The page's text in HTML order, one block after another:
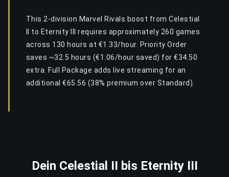
This 2-division Marvel Rivals boost from Celestial
II to Eternity III requires approximately 260 games
across 130 hours at €1.33/hour. Priority Order
saves ~32.5 hours (€1.06/hour saved) for €34.50
extra. Full Package adds live streaming for an
additional €65.56 (38% premium over Standard).
Dein Celestial II bis Eternity III